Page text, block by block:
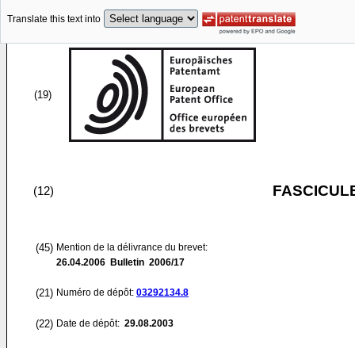
Translate this text into
(19)
(12)
(45) Mention de la délivrance du brevet:
26.04.2006 Bulletin 2006/17
(21) Numéro de dépôt: 03292134.8
(22) Date de dépôt: 29.08.2003